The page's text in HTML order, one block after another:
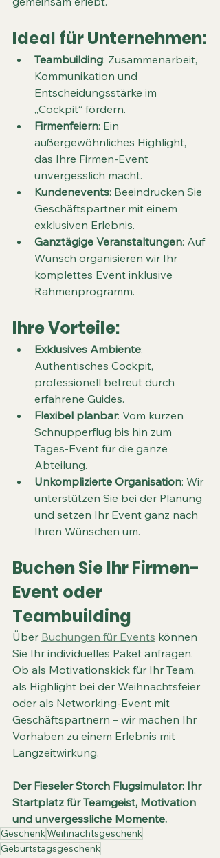
Ideal für Unternehmen:
Teambuilding: Zusammenarbeit,
Kommunikation und
Entscheidungsstärke im
„Cockpit“ fördern.
Firmenfeiern: Ein
außergewöhnliches Highlight,
das Ihre Firmen-Event
unvergesslich macht.
Kundenevents: Beeindrucken Sie
Geschäftspartner mit einem
exklusiven Erlebnis.
Ganztägige Veranstaltungen: Auf
Wunsch organisieren wir Ihr
komplettes Event inklusive
Rahmenprogramm.
Ihre Vorteile:
Exklusives Ambiente:
Authentisches Cockpit,
professionell betreut durch
erfahrene Guides.
Flexibel planbar: Vom kurzen
Schnupperflug bis hin zum
Tages-Event für die ganze
Abteilung.
Unkomplizierte Organisation: Wir
unterstützen Sie bei der Planung
und setzen Ihr Event ganz nach
Ihren Wünschen um.
Buchen Sie Ihr Firmen-
Event oder
Teambuilding
Über Buchungen für Events können
Sie Ihr individuelles Paket anfragen.
Ob als Motivationskick für Ihr Team,
als Highlight bei der Weihnachtsfeier
oder als Networking-Event mit
Geschäftspartnern – wir machen Ihr
Vorhaben zu einem Erlebnis mit
Langzeitwirkung.
Der Fieseler Storch Flugsimulator: Ihr
Startplatz für Teamgeist, Motivation
und unvergessliche Momente.
GeschenkWeihnachtsgeschenk
Geburtstagsgeschenk